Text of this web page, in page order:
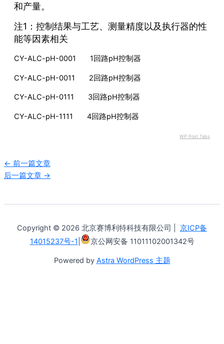
和产量。
注1：控制结果与工艺、测量精度以及执行器的性
能等因素相关
CY-ALC-pH-0001 1回路pH控制器
CY-ALC-pH-0011 2回路pH控制器
CY-ALC-pH-0111 3回路pH控制器
CY-ALC-pH-1111 4回路pH控制器
WP Post Tabs
← 前一篇文章
后一篇文章 →
Copyright © 2026 北京赛博利特科技有限公司 | 京ICP备
14015237号-1
京公网安备 11011102001342号
Powered by Astra WordPress 主题